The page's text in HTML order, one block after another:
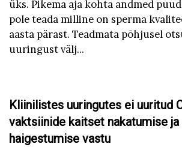
üks. Pikema aja kohta andmed
pole teada milline on sperma
aasta pärast. Teadmata põhjusel
uuringust välj...
Kliinilistes uuringutes ei uuritud
vaktsiinide kaitset nakatumise
haigestumise vastu